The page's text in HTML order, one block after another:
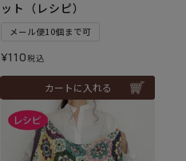
ット（レシピ）
メール便10個まで可
¥110税込
カートに入れる